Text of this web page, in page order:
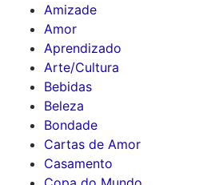
Amizade
Amor
Aprendizado
Arte/Cultura
Bebidas
Beleza
Bondade
Cartas de Amor
Casamento